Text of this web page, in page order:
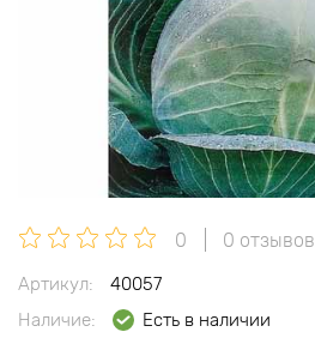
0 0 отзывов
Артикул:
40057
Наличие:
Есть в наличии